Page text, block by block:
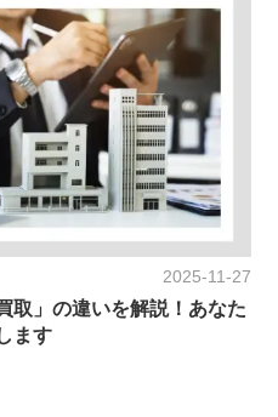
2025-11-27
取」の違いを解説！あなた
ます